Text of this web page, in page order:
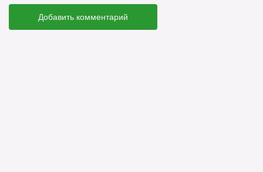
Добавить комментарий